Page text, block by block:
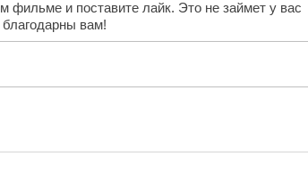
фильме и поставите лайк. Это не займет у вас
вам!